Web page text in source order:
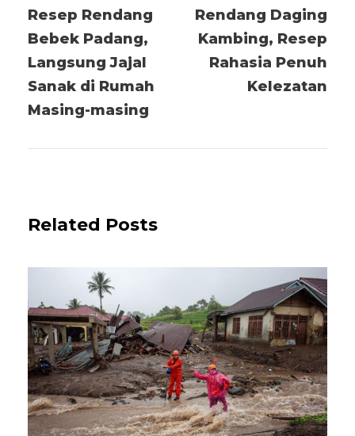
Resep Rendang
Bebek Padang,
Langsung Jajal
Sanak di Rumah
Masing-masing
Rendang Daging
Kambing, Resep
Rahasia Penuh
Kelezatan
Related Posts